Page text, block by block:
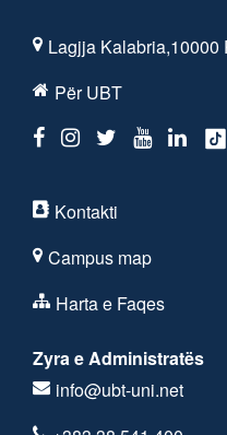
Lagjja Kalabria,10000
Për UBT
Kontakti
Campus map
Harta e Faqes
Zyra e Administratës
info@ubt-uni.net